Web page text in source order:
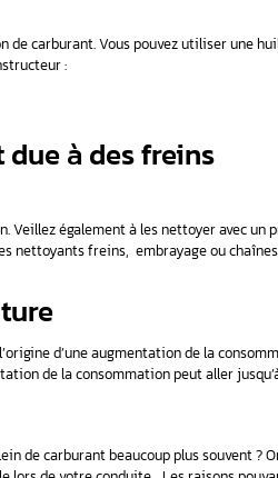
de carburant
carburation
que celles à moteur essence
de carburant si les
votre carnet d’entretien et
spécialisé en cas de fumée
l’échappement est
état